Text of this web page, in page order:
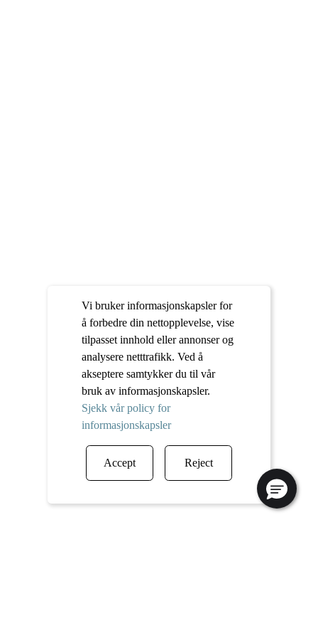
Vi bruker informasjonskapsler for
å forbedre din nettopplevelse, vise
tilpasset innhold eller annonser og
analysere netttrafikk. Ved å
akseptere samtykker du til vår
bruk av informasjonskapsler.
Sjekk vår policy for
informasjonskapsler
Accept Reject